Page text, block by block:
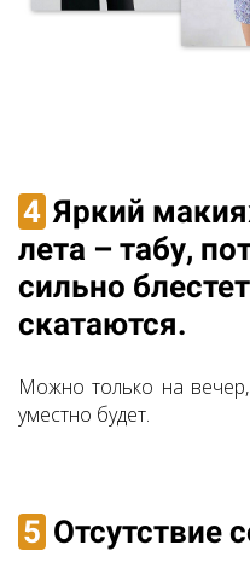
4 Яркий
лета – табу,
сильно
скатаются.
Можно только на
уместно будет.
5 Отсутствие